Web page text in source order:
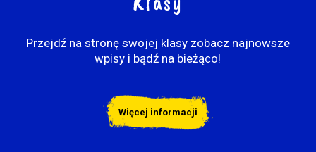
Przejdź na stronę swojej klasy zobacz najnowsze
wpisy i bądź na bieżąco!
Więcej informacji